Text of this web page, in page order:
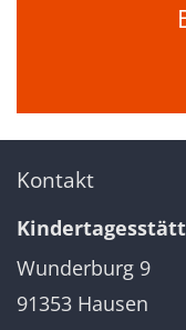
Kontakt
Wunderburg 9
91353 Hausen